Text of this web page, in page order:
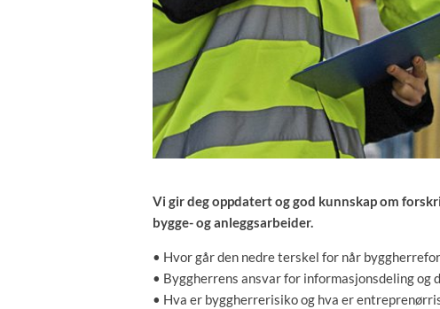
Vi gir deg oppdatert og god kunnskap om
bygge- og anleggsarbeider.
• Hvor går den nedre terskel for når
• Byggherrens ansvar for informasjonsdeling og
• Hva er byggherrerisiko og hva er